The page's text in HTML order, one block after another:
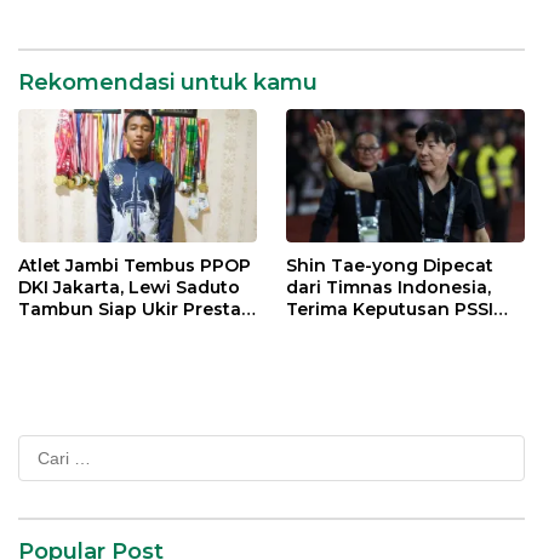
Rekomendasi untuk kamu
Atlet Jambi Tembus PPOP
DKI Jakarta, Lewi Saduto
Tambun Siap Ukir Prestasi
Shin Tae-yong Dipecat
dari Timnas Indonesia,
Terima Keputusan PSSI
Cari
untuk:
Popular Post